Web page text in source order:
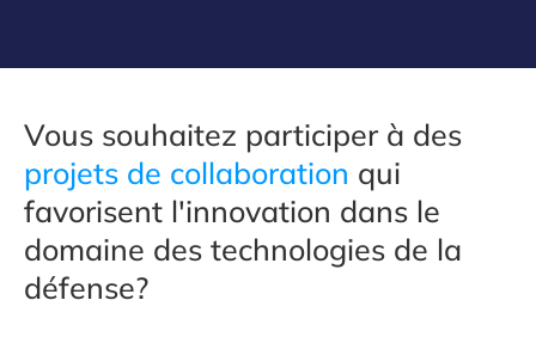
Vous souhaitez participer à des
projets de collaboration qui
favorisent l'innovation dans le
domaine des technologies de la
défense?